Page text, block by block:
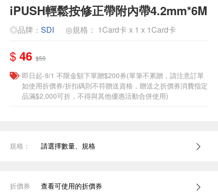
iPUSH輕鬆按修正帶附內帶4.2mm*6M
◎品牌： SDI ◎規格： 1Card卡 x 1 x 1Card卡
$ 46 $50
即日起-9/1 不限金額下單贈$200券(單筆不累贈，請注意訂單
如使用折價券/折扣碼則不符贈送資格，贈送之折價券消費指定
品滿$2,000可折，不得與其他優惠活動合併使用)
規格： 請選擇數量、規格
折價券 查看可使用的折價券